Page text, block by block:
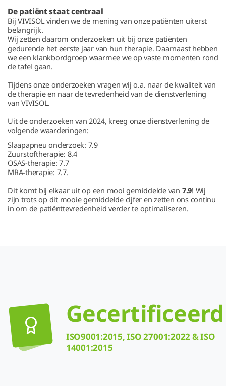
De patiënt staat centraal
Bij VIVISOL vinden we de mening van onze patiënten uiterst
belangrijk.
Wij zetten daarom onderzoeken uit bij onze patiënten
gedurende het eerste jaar van hun therapie. Daarnaast hebben
we een klankbordgroep waarmee we op vaste momenten rond
de tafel gaan.
Tijdens onze onderzoeken vragen wij o.a. naar de kwaliteit van
de therapie en naar de tevredenheid van de dienstverlening
van VIVISOL.
Uit de onderzoeken van 2024, kreeg onze dienstverlening de
volgende waarderingen:
Slaapapneu onderzoek: 7.9
Zuurstoftherapie: 8.4
OSAS-therapie: 7.7
MRA-therapie: 7.7.
Dit komt bij elkaar uit op een mooi gemiddelde van 7.9! Wij
zijn trots op dit mooie gemiddelde cijfer en zetten ons continu
in om de patiënttevredenheid verder te optimaliseren.
Gecertificeerd
ISO9001:2015, ISO 27001:2022 & ISO
14001:2015